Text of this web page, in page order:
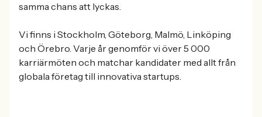
samma chans att lyckas.
Vi finns i Stockholm, Göteborg, Malmö, Linköping
och Örebro. Varje år genomför vi över 5 000
karriärmöten och matchar kandidater med allt från
globala företag till innovativa startups.